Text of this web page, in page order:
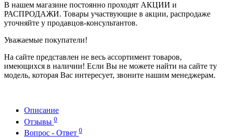
В нашем магазине постоянно проходят АКЦИИ и
РАСПРОДАЖИ. Товары участвующие в акции, распродаже
уточняйте у продавцов-консультантов.
Уважаемые покупатели!
На сайте представлен не весь ассортимент товаров,
имеющихся в наличии! Если Вы не можете найти на сайте ту
модель, которая Вас интересует, звоните нашим менеджерам.
Описание
Отзывы 0
Вопрос - Ответ 0